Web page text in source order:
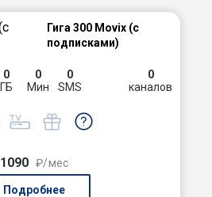
Гига 300 Movix (с
подписками)
0
ГБ
0
Мин
0
SMS
0
каналов
1090 ₽/мес
Подробнее